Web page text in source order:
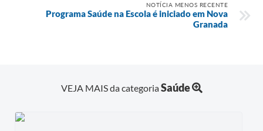
NOTÍCIA MENOS RECENTE
Programa Saúde na Escola é iniciado em Nova
Granada
VEJA MAIS da categoriaSaúde